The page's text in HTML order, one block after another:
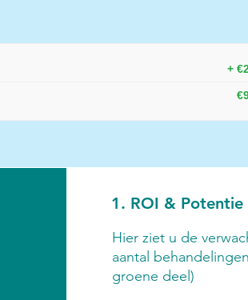
+
1. ROI & Potentie
Hier ziet u de
aantal
groene deel)